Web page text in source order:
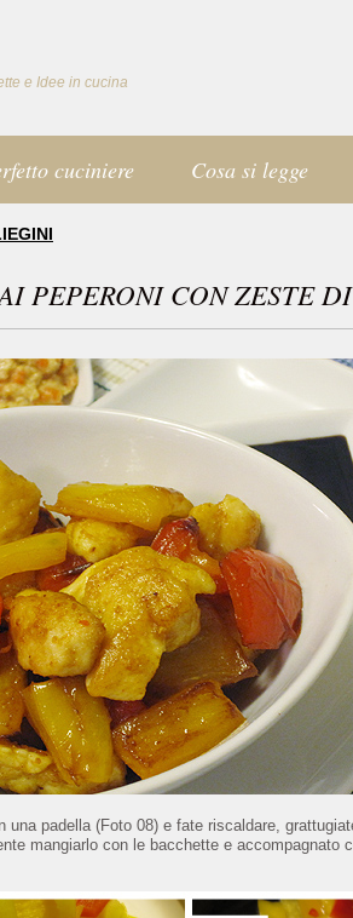
e Idee in cucina
cuciniere Cosa si legge
PEPERONI CON ZESTE
una padella (Foto 08) e fate riscaldare,
mangiarlo con le bacchette e accompagnato